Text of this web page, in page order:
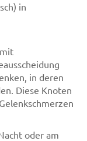
in
in deren
Diese Knoten
oder am